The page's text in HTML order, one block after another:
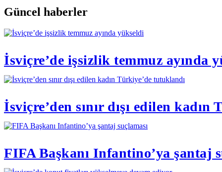
Güncel haberler
İsviçre’de işsizlik temmuz ayında
İsviçre’den sınır dışı edilen
FIFA Başkanı Infantino’ya şantaj